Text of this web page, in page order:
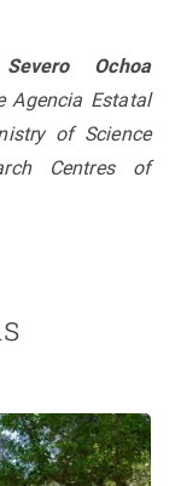
Severo Ochoa
Agencia Estatal
of Science
Centres of